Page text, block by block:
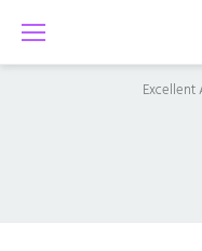
Excellent